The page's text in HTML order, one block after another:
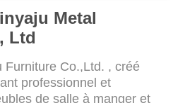
Metal
Ltd
Furniture Co.,Ltd. , créé
professionnel et
de salle à manger et